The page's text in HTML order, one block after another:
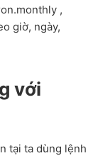
,
giờ, ngày,
với
tại ta dùng lệnh